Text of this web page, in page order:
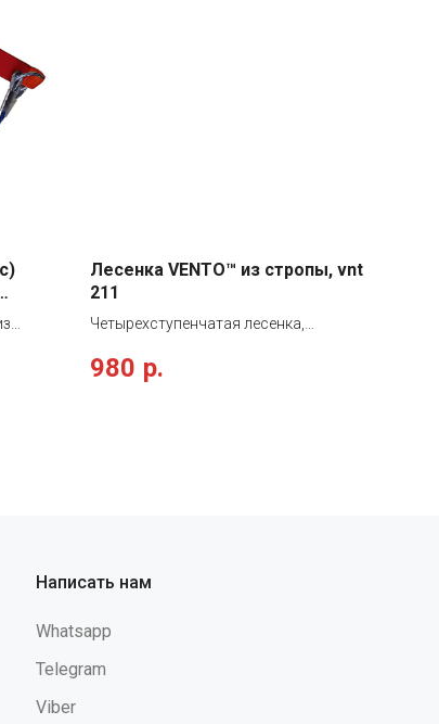
мм2
не
Лесенка VENTO™ из стропы, vnt
211
Четырехступенчатая лесенка,
помощи ИТО. Ступени лесенки усилены,
изготовления: Полиамид
980 р.
Написать нам
Whatsapp
Telegram
Viber